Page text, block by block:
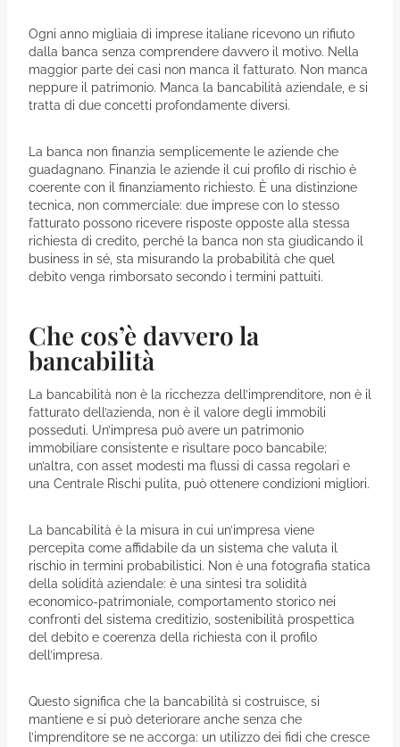
Ogni anno migliaia di imprese italiane ricevono un rifiuto
dalla banca senza comprendere davvero il motivo. Nella
maggior parte dei casi non manca il fatturato. Non manca
neppure il patrimonio. Manca la bancabilità aziendale, e si
tratta di due concetti profondamente diversi.
La banca non finanzia semplicemente le aziende che
guadagnano. Finanzia le aziende il cui profilo di rischio è
coerente con il finanziamento richiesto. È una distinzione
tecnica, non commerciale: due imprese con lo stesso
fatturato possono ricevere risposte opposte alla stessa
richiesta di credito, perché la banca non sta giudicando il
business in sé, sta misurando la probabilità che quel
debito venga rimborsato secondo i termini pattuiti.
Che cos’è davvero la
bancabilità
La bancabilità non è la ricchezza dell’imprenditore, non è il
fatturato dell’azienda, non è il valore degli immobili
posseduti. Un’impresa può avere un patrimonio
immobiliare consistente e risultare poco bancabile;
un’altra, con asset modesti ma flussi di cassa regolari e
una Centrale Rischi pulita, può ottenere condizioni migliori.
La bancabilità è la misura in cui un’impresa viene
percepita come affidabile da un sistema che valuta il
rischio in termini probabilistici. Non è una fotografia statica
della solidità aziendale: è una sintesi tra solidità
economico-patrimoniale, comportamento storico nei
confronti del sistema creditizio, sostenibilità prospettica
del debito e coerenza della richiesta con il profilo
dell’impresa.
Questo significa che la bancabilità si costruisce, si
mantiene e si può deteriorare anche senza che
l’imprenditore se ne accorga: un utilizzo dei fidi che cresce